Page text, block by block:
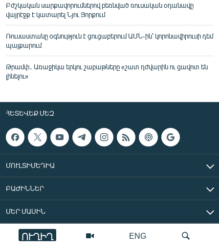
ENG
ՈՒՂԻՂ
Բժշկական սարքավորումներով բեռնված ռուսական օդանավը
վայրէջք է կատարել Նյու Յորքում
Ռուսաստանը օգնություն է ցուցաբերում ԱՄՆ-ին՝ կորոնավիրուսի դեմ
պայքարում
Թրամփ․ Առաջիկա երկու շաբաթները «շատ դժվարին ու ցավոտ են
լինելու»
ՀԵՏԵՎԵՔ ՄԵԶ
ՄՈՒԼՏԻՄԵԴԻԱ
ԲԱԺԻՆՆԵՐ
ՄԵՐ ՄԱՍԻՆ
«Ազատ Եվրոպա/Ազատություն» ռադիոկայան © 2026